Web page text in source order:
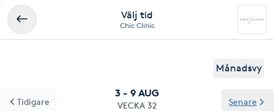
Välj tid
Chic Clinic
Månadsvy
3 - 9 AUG
VECKA 32
Tidigare Senare